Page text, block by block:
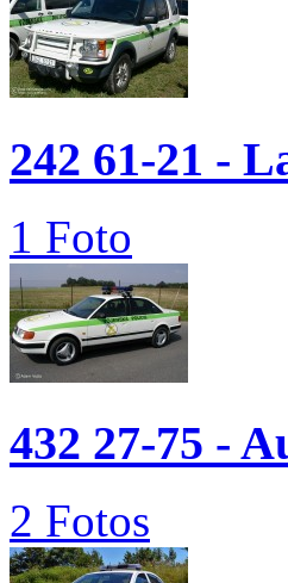
242 61-21 -
1 Foto
432 27-75 -
2 Fotos